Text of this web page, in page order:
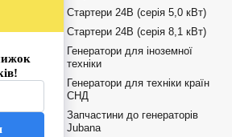
Стартери 24В (серія 5,0 кВт)
Стартери 24В (серія 8,1 кВт)
Генератори для іноземної
техніки
Генератори для техніки країн
СНД
Запчастини до генераторів
Jubana